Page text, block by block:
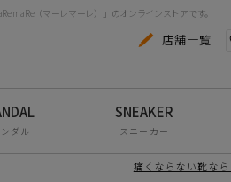
（マーレマーレ）」のオンラインストアです。
店舗一覧
ダル スニーカー
痛くならない靴な
にしっかりフィットしてくれます。
目安
26.0cm L-27.0cm XL-28.0cm
コンフォートシューズ
パンプス
スニーカー
色